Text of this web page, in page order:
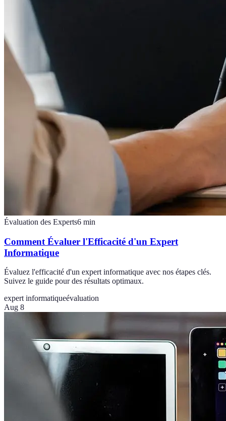
Évaluation des Experts6 min
Comment Évaluer l'Efficacité d'un Expert
Informatique
Évaluez l'efficacité d'un expert informatique avec nos étapes clés.
Suivez le guide pour des résultats optimaux.
expert informatiqueévaluation
Aug 8